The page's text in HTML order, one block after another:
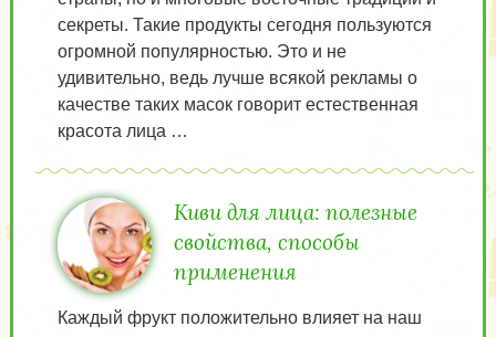
секреты. Такие продукты сегодня пользуются
огромной популярностью. Это и не
удивительно, ведь лучше всякой рекламы о
качестве таких масок говорит естественная
красота лица …
Киви для лица: полезные
свойства, способы
применения
Каждый фрукт положительно влияет на наш